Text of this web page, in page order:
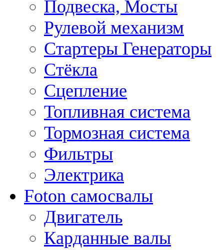
Подвеска, Мосты
Рулевой механизм
Стартеры Генераторы
Стёкла
Сцепление
Топливная система
Тормозная система
Фильтры
Электрика
Foton самосвалы
Двигатель
Карданные валы